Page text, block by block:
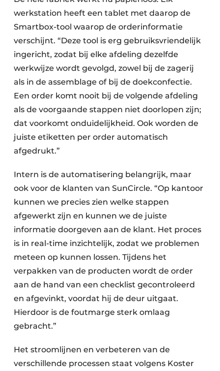
werkstation heeft een tablet met daarop de
Smartbox-tool waarop de orderinformatie
verschijnt. “Deze tool is erg gebruiksvriendelijk
ingericht, zodat bij elke afdeling dezelfde
werkwijze wordt gevolgd, zowel bij de zagerij
als in de assemblage of bij de doekconfectie.
Een order komt nooit bij de volgende afdeling
als de voorgaande stappen niet doorlopen zijn;
dat voorkomt onduidelijkheid. Ook worden de
juiste etiketten per order automatisch
afgedrukt.”
Intern is de automatisering belangrijk, maar
ook voor de klanten van SunCircle. “Op kantoor
kunnen we precies zien welke stappen
afgewerkt zijn en kunnen we de juiste
informatie doorgeven aan de klant. Het proces
is in real-time inzichtelijk, zodat we problemen
meteen op kunnen lossen. Tijdens het
verpakken van de producten wordt de order
aan de hand van een checklist gecontroleerd
en afgevinkt, voordat hij de deur uitgaat.
Hierdoor is de foutmarge sterk omlaag
gebracht.”
Het stroomlijnen en verbeteren van de
verschillende processen staat volgens Koster